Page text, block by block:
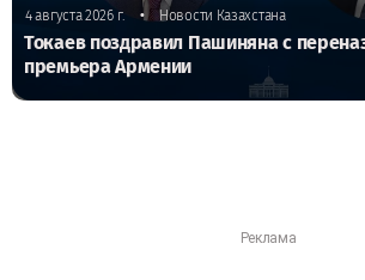
4 августа 2026 г. • Новости Казахстана
Токаев поздравил Пашиняна с
премьера Армении